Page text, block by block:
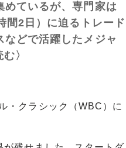
めているが、専門家は
間2日）に迫るトレード
どで活躍したメジャ
〉
・クラシック（WBC）に